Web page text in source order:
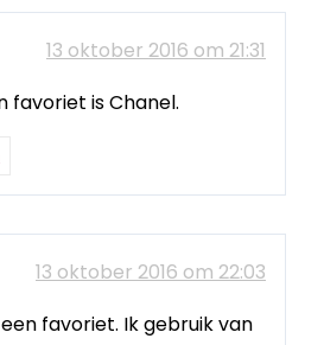
13 oktober 2016 om 21:31
favoriet is Chanel.
13 oktober 2016 om 22:03
favoriet. Ik gebruik van